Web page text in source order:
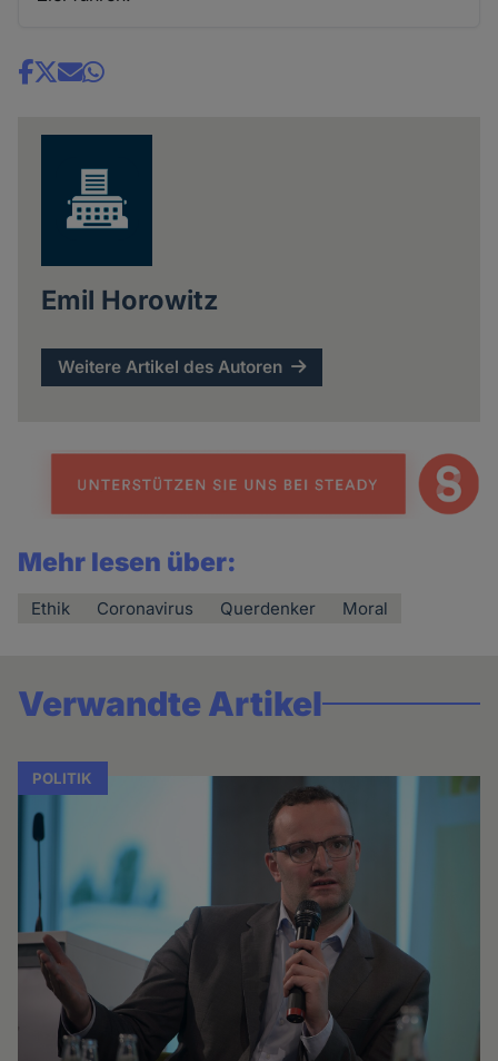
Share
Emil Horowitz
Weitere Artikel des Autoren
Mehr lesen über:
Ethik Coronavirus Querdenker Moral
Verwandte Artikel
POLITIK